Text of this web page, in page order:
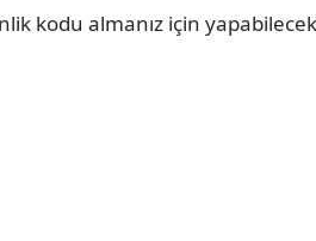
kodu almanız için